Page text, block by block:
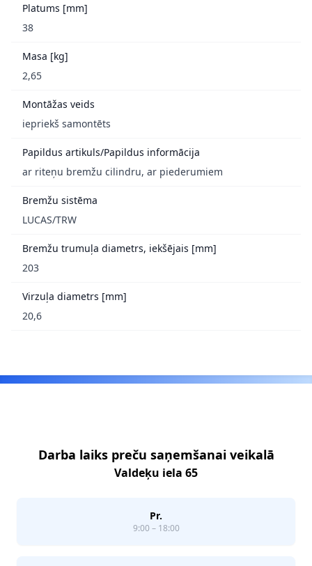
Platums [mm]
38
Masa [kg]
2,65
Montāžas veids
iepriekš samontēts
Papildus artikuls/Papildus informācija
ar riteņu bremžu cilindru, ar piederumiem
Bremžu sistēma
LUCAS/TRW
Bremžu trumuļa diametrs, iekšējais [mm]
203
Virzuļa diametrs [mm]
20,6
Darba laiks preču saņemšanai veikalā
Valdeķu iela 65
Pr.
9:00 – 18:00